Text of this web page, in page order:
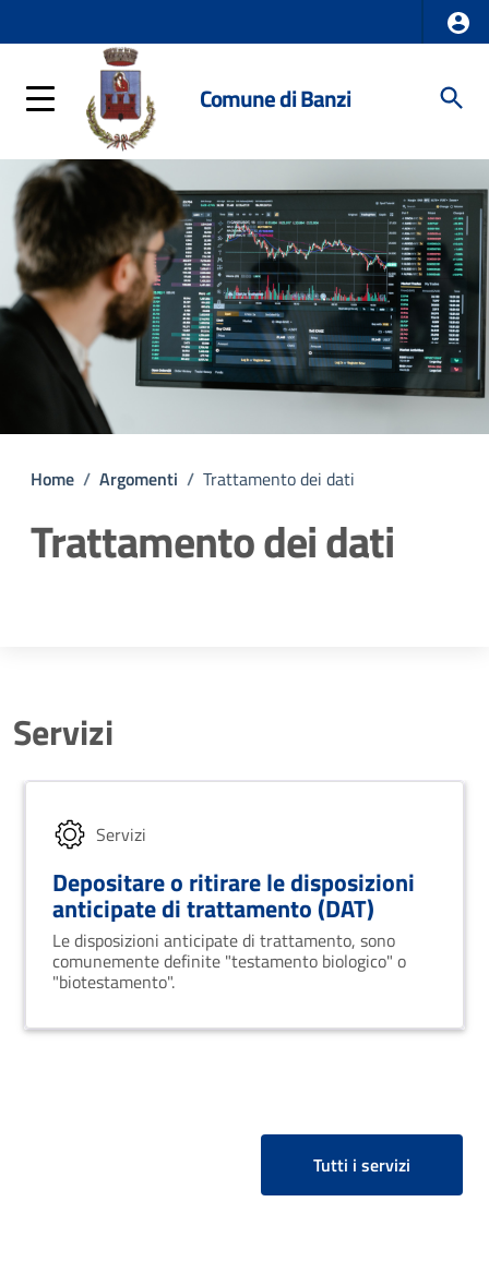
Comune di Banzi
Home / Argomenti / Trattamento dei dati
Trattamento dei dati
Servizi
Servizi
Depositare o ritirare le disposizioni
anticipate di trattamento (DAT)
Le disposizioni anticipate di trattamento, sono
comunemente definite "testamento biologico" o
"biotestamento".
Tutti i servizi